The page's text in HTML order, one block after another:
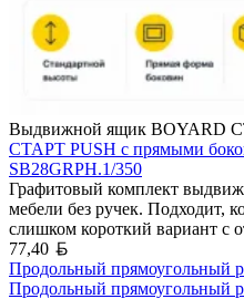
Выдвижной ящик BOYARD
СТАРТ PUSH с прямыми
SB28GRPH.1/350
Графитовый комплект
мебели без ручек. Подходит,
слишком короткий вариант с
77,40
Продольный прямоугольный
Продольный прямоугольный